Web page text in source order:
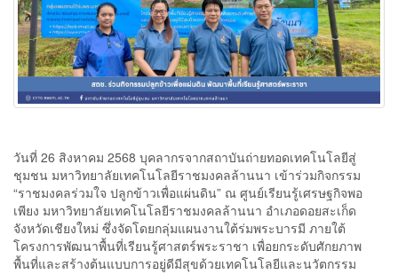
วันที่ 26 สิงหาคม 2568 บุคลากรจากสถาบันถ่ายทอดเทคโนโลยีสู่
ชุมชน มหาวิทยาลัยเทคโนโลยีราชมงคลล้านนา เข้าร่วมกิจกรรม
“ราชมงคลร่วมใจ ปลูกข้าวเพื่อแผ่นดิน” ณ ศูนย์เรียนรู้เศรษฐกิจพอ
เพียง มหาวิทยาลัยเทคโนโลยีราชมงคลล้านนา อำเภอดอยสะเก็ด
จังหวัดเชียงใหม่ ซึ่งจัดโดยกลุ่มแผนงานใต้ร่มพระบารมี ภายใต้
โครงการพัฒนาพื้นที่เรียนรู้ศาสตร์พระราชา เพื่อยกระดับศักยภาพ
พื้นที่และสร้างต้นแบบการอยู่ดีมีสุขด้วยเทคโนโลยีและนวัตกรรม